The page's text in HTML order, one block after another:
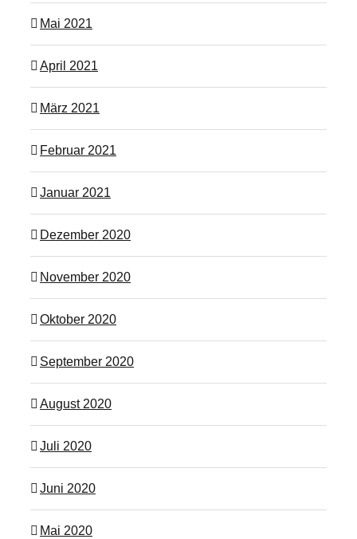
Mai 2021
April 2021
März 2021
Februar 2021
Januar 2021
Dezember 2020
November 2020
Oktober 2020
September 2020
August 2020
Juli 2020
Juni 2020
Mai 2020